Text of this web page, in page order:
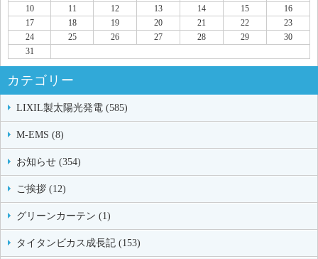
10
11 12 13 14 15
16
17
18 19 20 21 22
23
24
25 26 27 28 29
30
31
カテゴリー
LIXIL製太陽光発電 (585)
M-EMS (8)
お知らせ (354)
ご挨拶 (12)
グリーンカーテン (1)
タイタンビカス成長記 (153)